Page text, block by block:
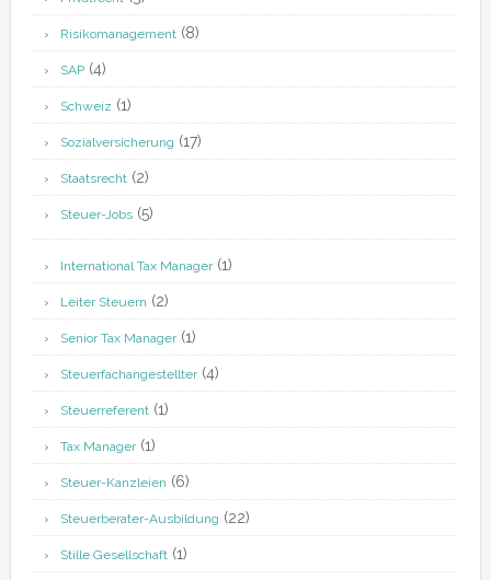
Risikomanagement(8)
SAP(4)
Schweiz (1)
Sozialversicherung (17)
Staatsrecht(2)
Steuer-Jobs(5)
International Tax Manager(1)
Leiter Steuern (2)
Senior Tax Manager(1)
Steuerfachangestellter(4)
Steuerreferent(1)
Tax Manager(1)
Steuer-Kanzleien (6)
Steuerberater-Ausbildung (22)
Stille Gesellschaft(1)